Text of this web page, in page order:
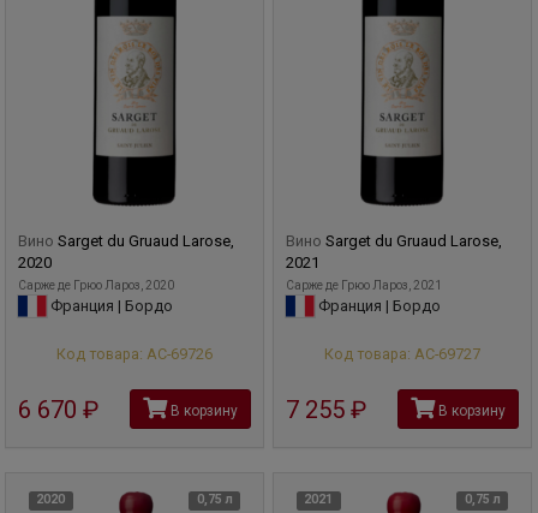
Вино Sarget du Gruaud Larose,
2020
Сарже де Грюо Лароз, 2020
Франция | Бордо
Код товара: АС-69726
6 670 руб В корзину
Вино Sarget du Gruaud Larose,
2021
Сарже де Грюо Лароз, 2021
Франция | Бордо
Код товара: АС-69727
7 255 руб В корзину
2020 0,75 л 2021 0,75 л